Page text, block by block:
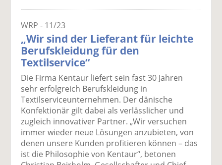
WRP - 11/23
„Wir sind der Lieferant für leichte
Berufskleidung für den
Textilservice“
Die Firma Kentaur liefert sein fast 30 Jahren
sehr erfolgreich Berufskleidung in
Textilserviceunternehmen. Der dänische
Konfektionär gilt dabei als verlässlicher und
zugleich innovativer Partner. „Wir versuchen
immer wieder neue Lösungen anzubieten, von
denen unsere Kunden profitieren können – das
ist die Philosophie von Kentaur“, betonen